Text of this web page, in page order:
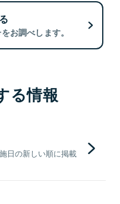
お調べします。
る情報
日の新しい順に掲載